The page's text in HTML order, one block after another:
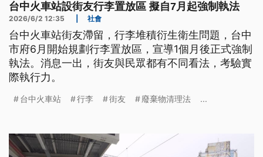
台中火車站設街友行李置放區 擬自7月起強制執法
2026/6/2 12:35 社會
台中火車站街友滯留，行李堆積衍生衛生問題，台中
市府6月開始規劃行李置放區，宣導1個月後正式強制
執法。消息一出，街友與民眾都有不同看法，考驗實
際執行力。
台中火車站 行李 街友 廢棄物清理法 ...